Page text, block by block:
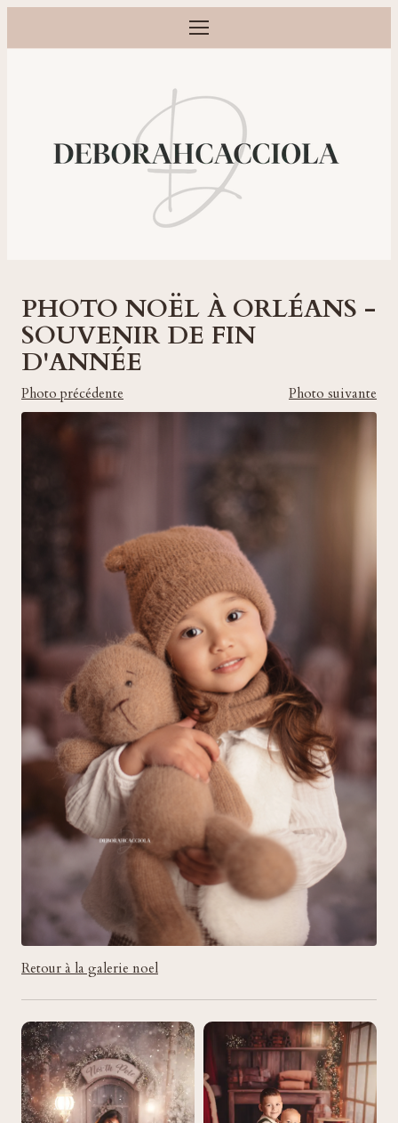
Ouvrir le menu
Photographe grossesse, naissance, bébé et famille à Orléans
PHOTO NOËL À ORLÉANS -
SOUVENIR DE FIN
D'ANNÉE
Photo précédente Photo suivante
Retour à la galerie noel